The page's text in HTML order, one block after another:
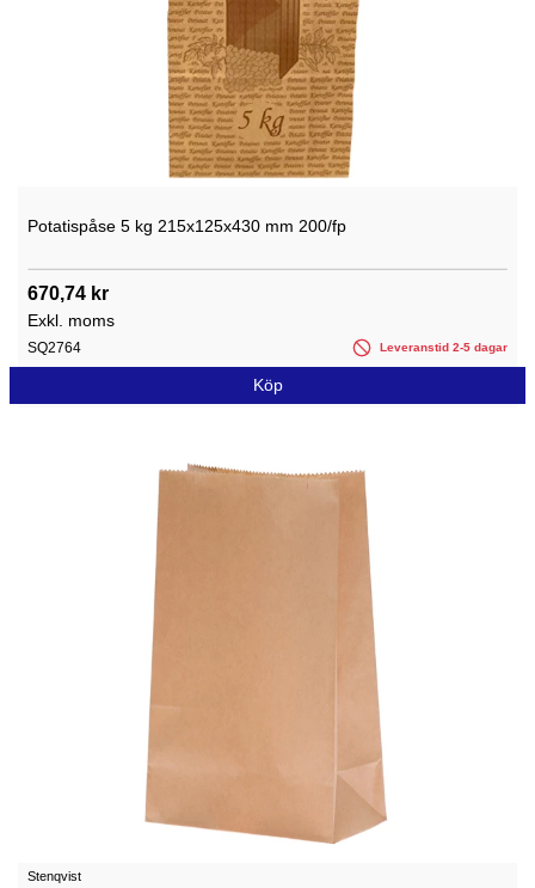
Potatispåse 5 kg 215x125x430 mm 200/fp
670,74 kr
Exkl. moms
SQ2764 Leveranstid 2-5 dagar
Köp
Stenqvist